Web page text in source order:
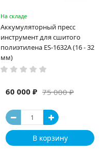
На складе
Аккумуляторный пресс
инструмент для сшитого
полиэтилена ES-1632A (16 - 32
мм)
75 000 ₽
60 000 ₽
В корзину